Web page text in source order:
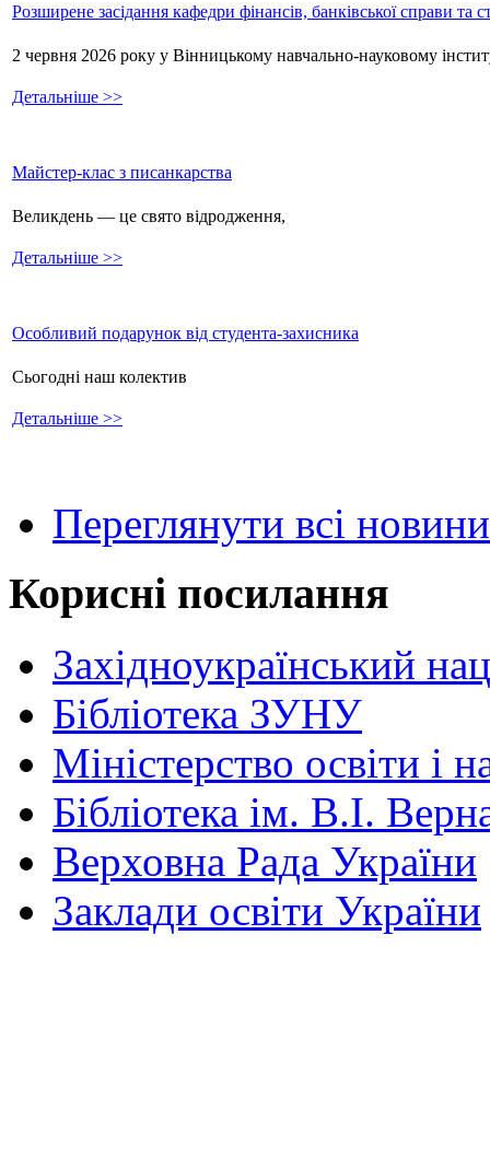
Розширене засідання кафедри фінансів, банківської справи та
2 червня 2026 року у Вінницькому навчально-науковому
Детальніше >>
Майстер-клас з писанкарства
Великдень — це свято відродження,
Детальніше >>
Особливий подарунок від студента-захисника
Сьогодні наш колектив
Детальніше >>
Переглянути всі новини
Корисні посилання
Західноукраїнський
Бібліотека ЗУНУ
Міністерство освіти і
Бібліотека ім. В.І.
Верховна Рада України
Заклади освіти України